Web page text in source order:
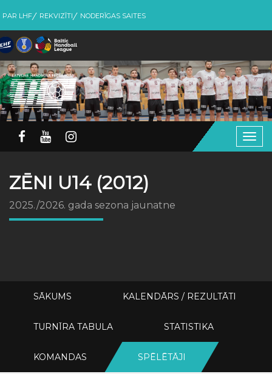
PAR LHF REKVIZĪTI NODERĪGAS SAITES
ZĒNI U14 (2012)
2025./2026. gada sezona jaunatne
SĀKUMS KALENDĀRS / REZULTĀTI
TURNĪRA TABULA STATISTIKA
KOMANDAS SPĒLĒTĀJI